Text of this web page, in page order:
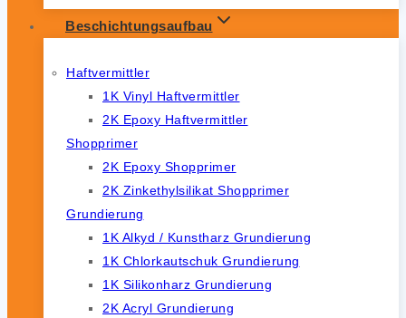
Beschichtungsaufbau
Haftvermittler
1K Vinyl Haftvermittler
2K Epoxy Haftvermittler
Shopprimer
2K Epoxy Shopprimer
2K Zinkethylsilikat Shopprimer
Grundierung
1K Alkyd / Kunstharz Grundierung
1K Chlorkautschuk Grundierung
1K Silikonharz Grundierung
2K Acryl Grundierung